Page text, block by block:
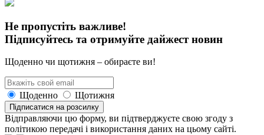
Не пропустіть важливе!
Підписуйтесь та отримуйте дайжест новин
Щоденно чи щотижня – обираєте ви!
Щоденно Щотижня
Підписатися на розсилку
Відправляючи цю форму, ви підтверджуєте свою згоду з
політикою передачі і використання даних на цьому сайті.